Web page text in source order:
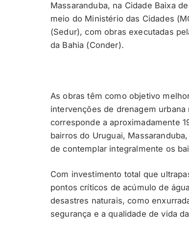
Massaranduba, na Cidade Baixa
meio do Ministério das Cidades
(Sedur), com obras executadas
da Bahia (Conder).
As obras têm como objetivo
intervenções de drenagem
corresponde a aproximadamente
bairros do Uruguai,
de contemplar integralmente os
Com investimento total que
pontos críticos de acúmulo de
desastres naturais, como
segurança e a qualidade de vida